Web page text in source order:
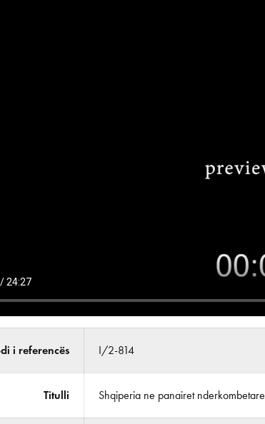
i referencës I/2-814
Titulli Shqiperia ne panairet nderkombetare